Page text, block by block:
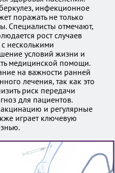
инфекционное
поражать не только
Специалисты отмечают,
рост случаев
несколькими
условий жизни и
медицинской помощи.
на важности ранней
лечения, так как это
риск передачи
для пациентов.
и регулярные
играет ключевую